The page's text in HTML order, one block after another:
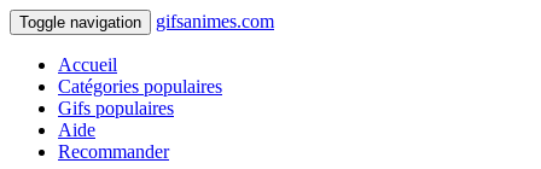
Toggle navigation gifsanimes.com
Accueil
Catégories populaires
Gifs populaires
Aide
Recommander